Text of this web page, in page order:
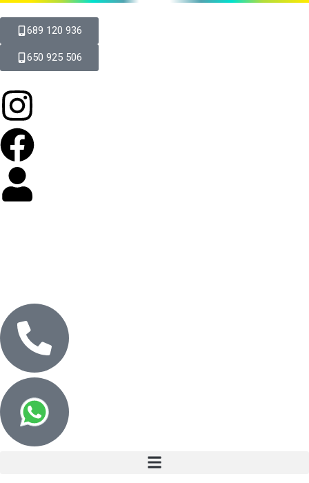
689 120 936
650 925 506